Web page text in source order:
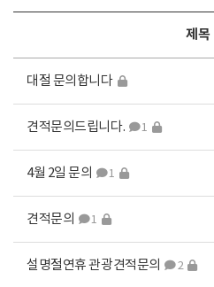
제목
대절 문의합니다
견적문의드립니다. 1
4월 2일 문의 1
견적문의 1
설명절연휴 관광견적문의 2